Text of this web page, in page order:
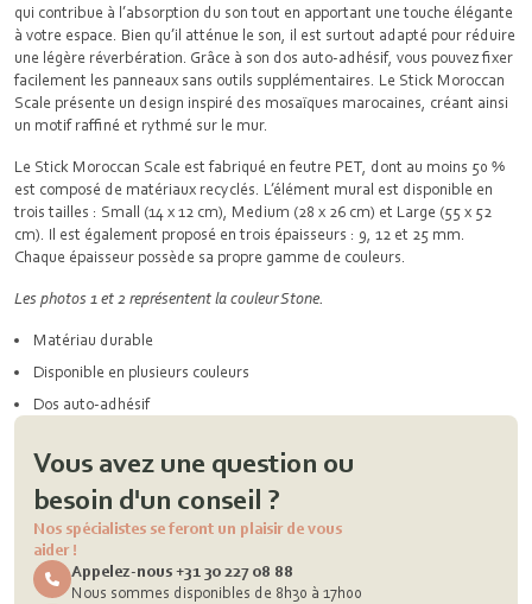
qui contribue à l’absorption du son tout en apportant une touche élégante
à votre espace. Bien qu’il atténue le son, il est surtout adapté pour réduire
une légère réverbération. Grâce à son dos auto-adhésif, vous pouvez fixer
facilement les panneaux sans outils supplémentaires. Le Stick Moroccan
Scale présente un design inspiré des mosaïques marocaines, créant ainsi
un motif raffiné et rythmé sur le mur.
Le Stick Moroccan Scale est fabriqué en feutre PET, dont au moins 50 %
est composé de matériaux recyclés. L’élément mural est disponible en
trois tailles : Small (14 x 12 cm), Medium (28 x 26 cm) et Large (55 x 52
cm). Il est également proposé en trois épaisseurs : 9, 12 et 25 mm.
Chaque épaisseur possède sa propre gamme de couleurs.
Les photos 1 et 2 représentent la couleur Stone.
Matériau durable
Disponible en plusieurs couleurs
Dos auto-adhésif
Vous avez une question ou
besoin d'un conseil ?
Nos spécialistes se feront un plaisir de vous
aider !
Appelez-nous +31 30 227 08 88
Nous sommes disponibles de 8h30 à 17h00